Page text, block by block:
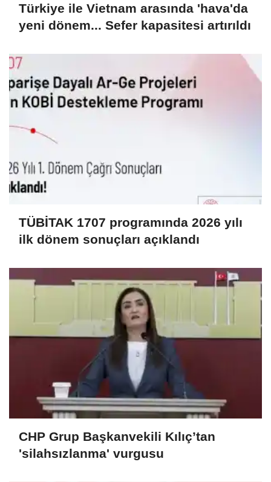
Türkiye ile Vietnam arasında 'hava'da
yeni dönem... Sefer kapasitesi artırıldı
TÜBİTAK 1707 programında 2026 yılı
ilk dönem sonuçları açıklandı
CHP Grup Başkanvekili Kılıç’tan
'silahsızlanma' vurgusu